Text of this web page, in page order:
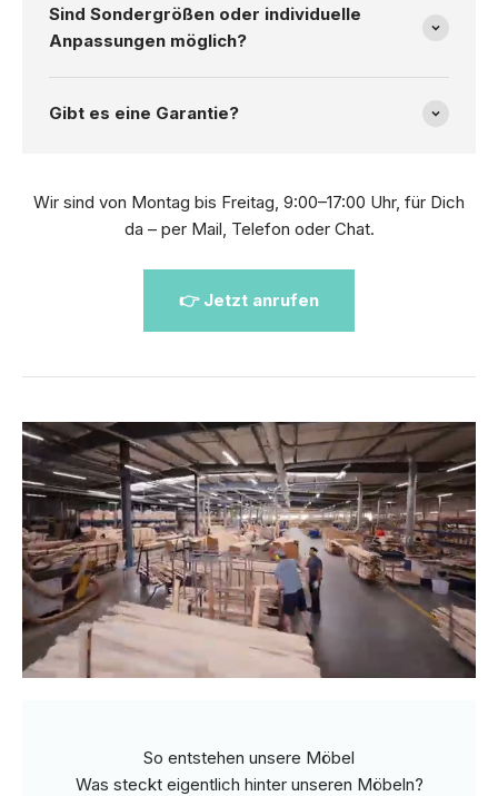
Sind Sondergrößen oder individuelle
Anpassungen möglich?
Gibt es eine Garantie?
Wir sind von Montag bis Freitag, 9:00–17:00 Uhr, für Dich
da – per Mail, Telefon oder Chat.
👉 Jetzt anrufen
So entstehen unsere Möbel
Was steckt eigentlich hinter unseren Möbeln?